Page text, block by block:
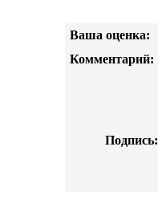
Ваша оценка:
Комментарий:
Подпись: